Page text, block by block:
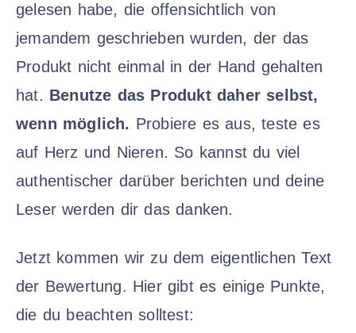
gelesen habe, die offensichtlich von
jemandem geschrieben wurden, der das
Produkt nicht einmal in der Hand gehalten
hat. Benutze das Produkt daher selbst,
wenn möglich. Probiere es aus, teste es
auf Herz und Nieren. So kannst du viel
authentischer darüber berichten und deine
Leser werden dir das danken.
Jetzt kommen wir zu dem eigentlichen Text
der Bewertung. Hier gibt es einige Punkte,
die du beachten solltest: